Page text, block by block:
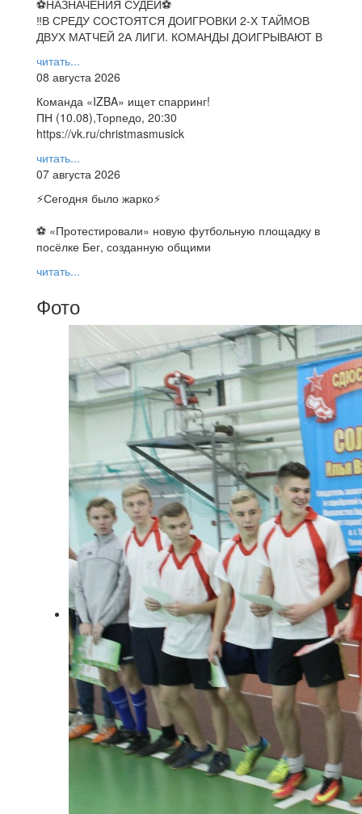
⚽НАЗНАЧЕНИЯ СУДЕЙ⚽
‼В СРЕДУ СОСТОЯТСЯ ДОИГРОВКИ 2-Х ТАЙМОВ
ДВУХ МАТЧЕЙ 2А ЛИГИ. КОМАНДЫ ДОИГРЫВАЮТ В
читать...
08 августа 2026
Команда «IZBA» ищет спарринг!
ПН (10.08),Торпедо, 20:30
https://vk.ru/christmasmusick
читать...
07 августа 2026
⚡️Сегодня было жарко⚡️
⚽ ️«Протестировали» новую футбольную площадку в
посёлке Бег, созданную общими
читать...
Фото